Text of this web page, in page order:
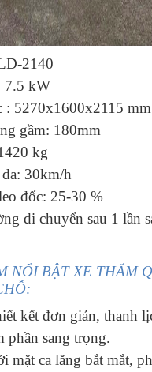
2140
7.5 kW
: 5270x1600x2115 mm
gầm: 180mm
kg
30km/h
đốc: 25-30 %
di chuyển sau 1 lần
NỔI BẬT XE THĂM
kết đơn giản, thanh
phần sang trọng.
mặt ca lăng bắt mắt,